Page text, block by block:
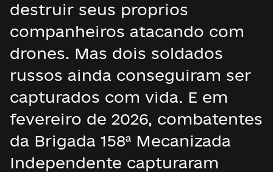
destruir seus proprios
companheiros atacando com
drones. Mas dois soldados
russos ainda conseguiram ser
capturados com vida. E em
fevereiro de 2026, combatentes
da Brigada 158ª Mecanizada
Independente capturaram